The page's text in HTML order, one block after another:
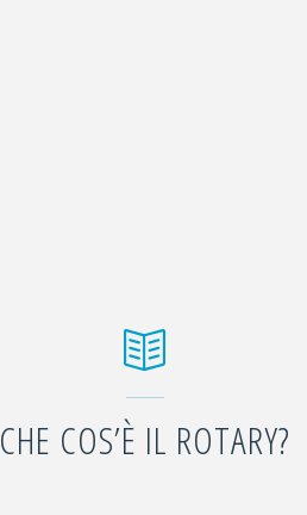
CHE COS’È IL ROTARY?